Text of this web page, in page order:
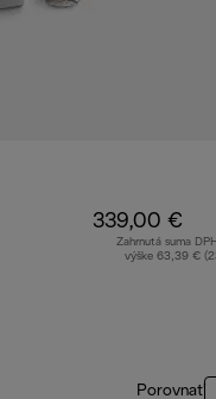
339,00 €
Zahrnutá suma
výške 63,39 €
Porovnať